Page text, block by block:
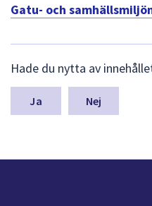
Gatu- och
ä
m
a
n
Hade du nytta av
Nej